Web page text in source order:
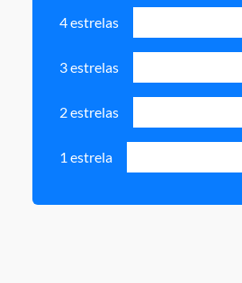
4 estrelas
3 estrelas
2 estrelas
1 estrela